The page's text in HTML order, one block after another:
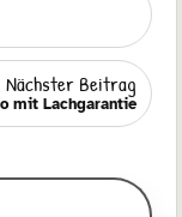
Nächster Beitrag
mit Lachgarantie